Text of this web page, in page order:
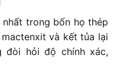
trong bốn họ thép
và kết tủa lại
đòi hỏi độ chính xác,